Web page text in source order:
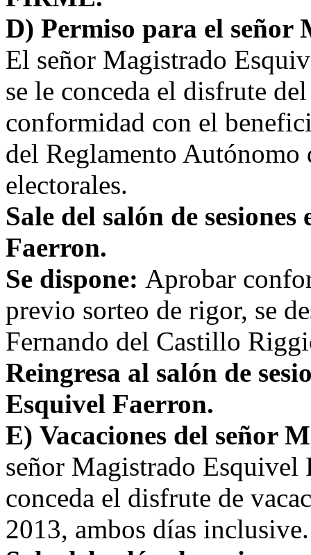
D) Permiso para el
El señor Magistrado
se le conceda el disfrute
conformidad con el
del Reglamento Autónomo
electorales.
Sale del salón de
Faerron.
Se dispone: Aprobar
previo sorteo de rigor, se
Fernando del Castillo
Reingresa al salón de
Esquivel Faerron.
E) Vacaciones del señor
señor Magistrado Esquivel
conceda el disfrute de
2013, ambos días inclusive.